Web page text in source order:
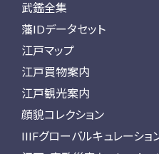
武鑑全集
藩IDデータセット
江戸マップ
江戸買物案内
江戸観光案内
顔貌コレクション
IIIFグローバルキュレーショ